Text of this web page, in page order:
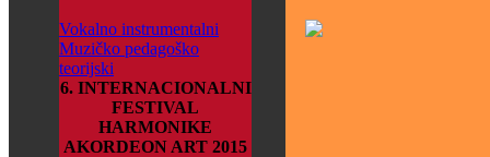
Vokalno instrumentalni
Muzičko pedagoško
teorijski
6. INTERNACIONALNI
FESTIVAL
HARMONIKE
AKORDEON ART 2015